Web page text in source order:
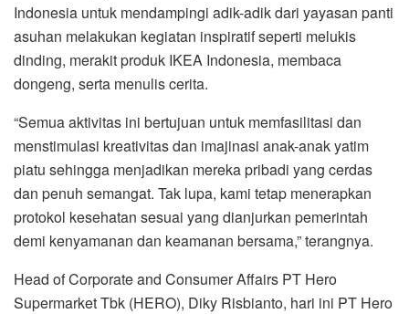
Indonesia untuk mendampingi adik-adik dari yayasan panti
asuhan melakukan kegiatan inspiratif seperti melukis
dinding, merakit produk IKEA Indonesia, membaca
dongeng, serta menulis cerita.
“Semua aktivitas ini bertujuan untuk memfasilitasi dan
menstimulasi kreativitas dan imajinasi anak-anak yatim
piatu sehingga menjadikan mereka pribadi yang cerdas
dan penuh semangat. Tak lupa, kami tetap menerapkan
protokol kesehatan sesuai yang dianjurkan pemerintah
demi kenyamanan dan keamanan bersama,” terangnya.
Head of Corporate and Consumer Affairs PT Hero
Supermarket Tbk (HERO), Diky Risbianto, hari ini PT Hero